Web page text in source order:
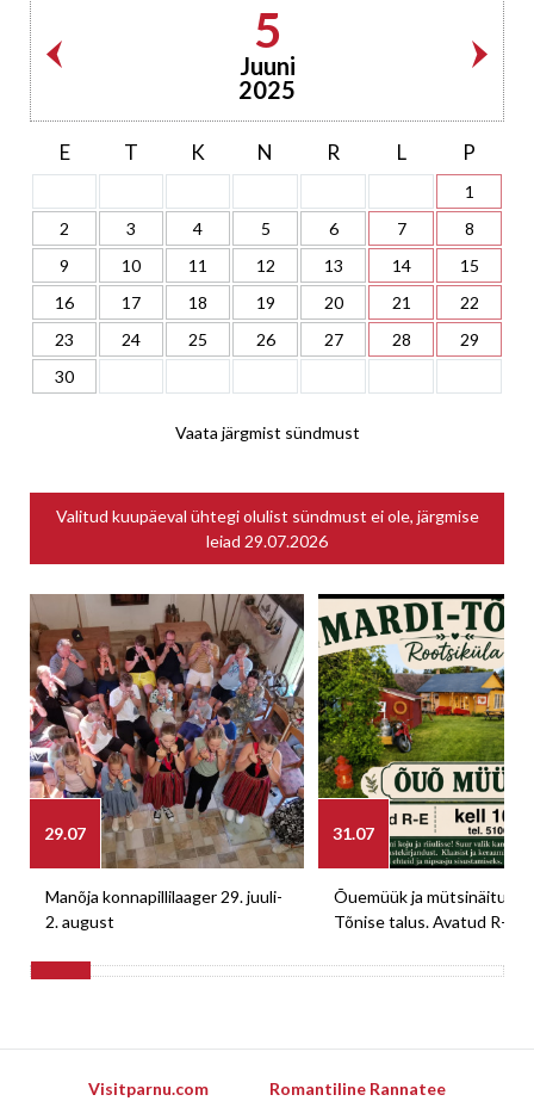
5
Juuni
2025
E T K N R L P
1
2
3 4 5 6 7
8
9
10 11 12 13 14
15
16
17 18 19 20 21
22
23
24 25 26 27 28
29
30
Vaata järgmist sündmust
Valitud kuupäeval ühtegi olulist sündmust ei ole, järgmise
leiad 29.07.2026
29.07
Manõja konnapillilaager 29. juuli-
2. august
31.07
Õuemüük ja mütsinäitus
Tõnise talus. Avatud R-E
Visitparnu.com
Romantiline Rannatee